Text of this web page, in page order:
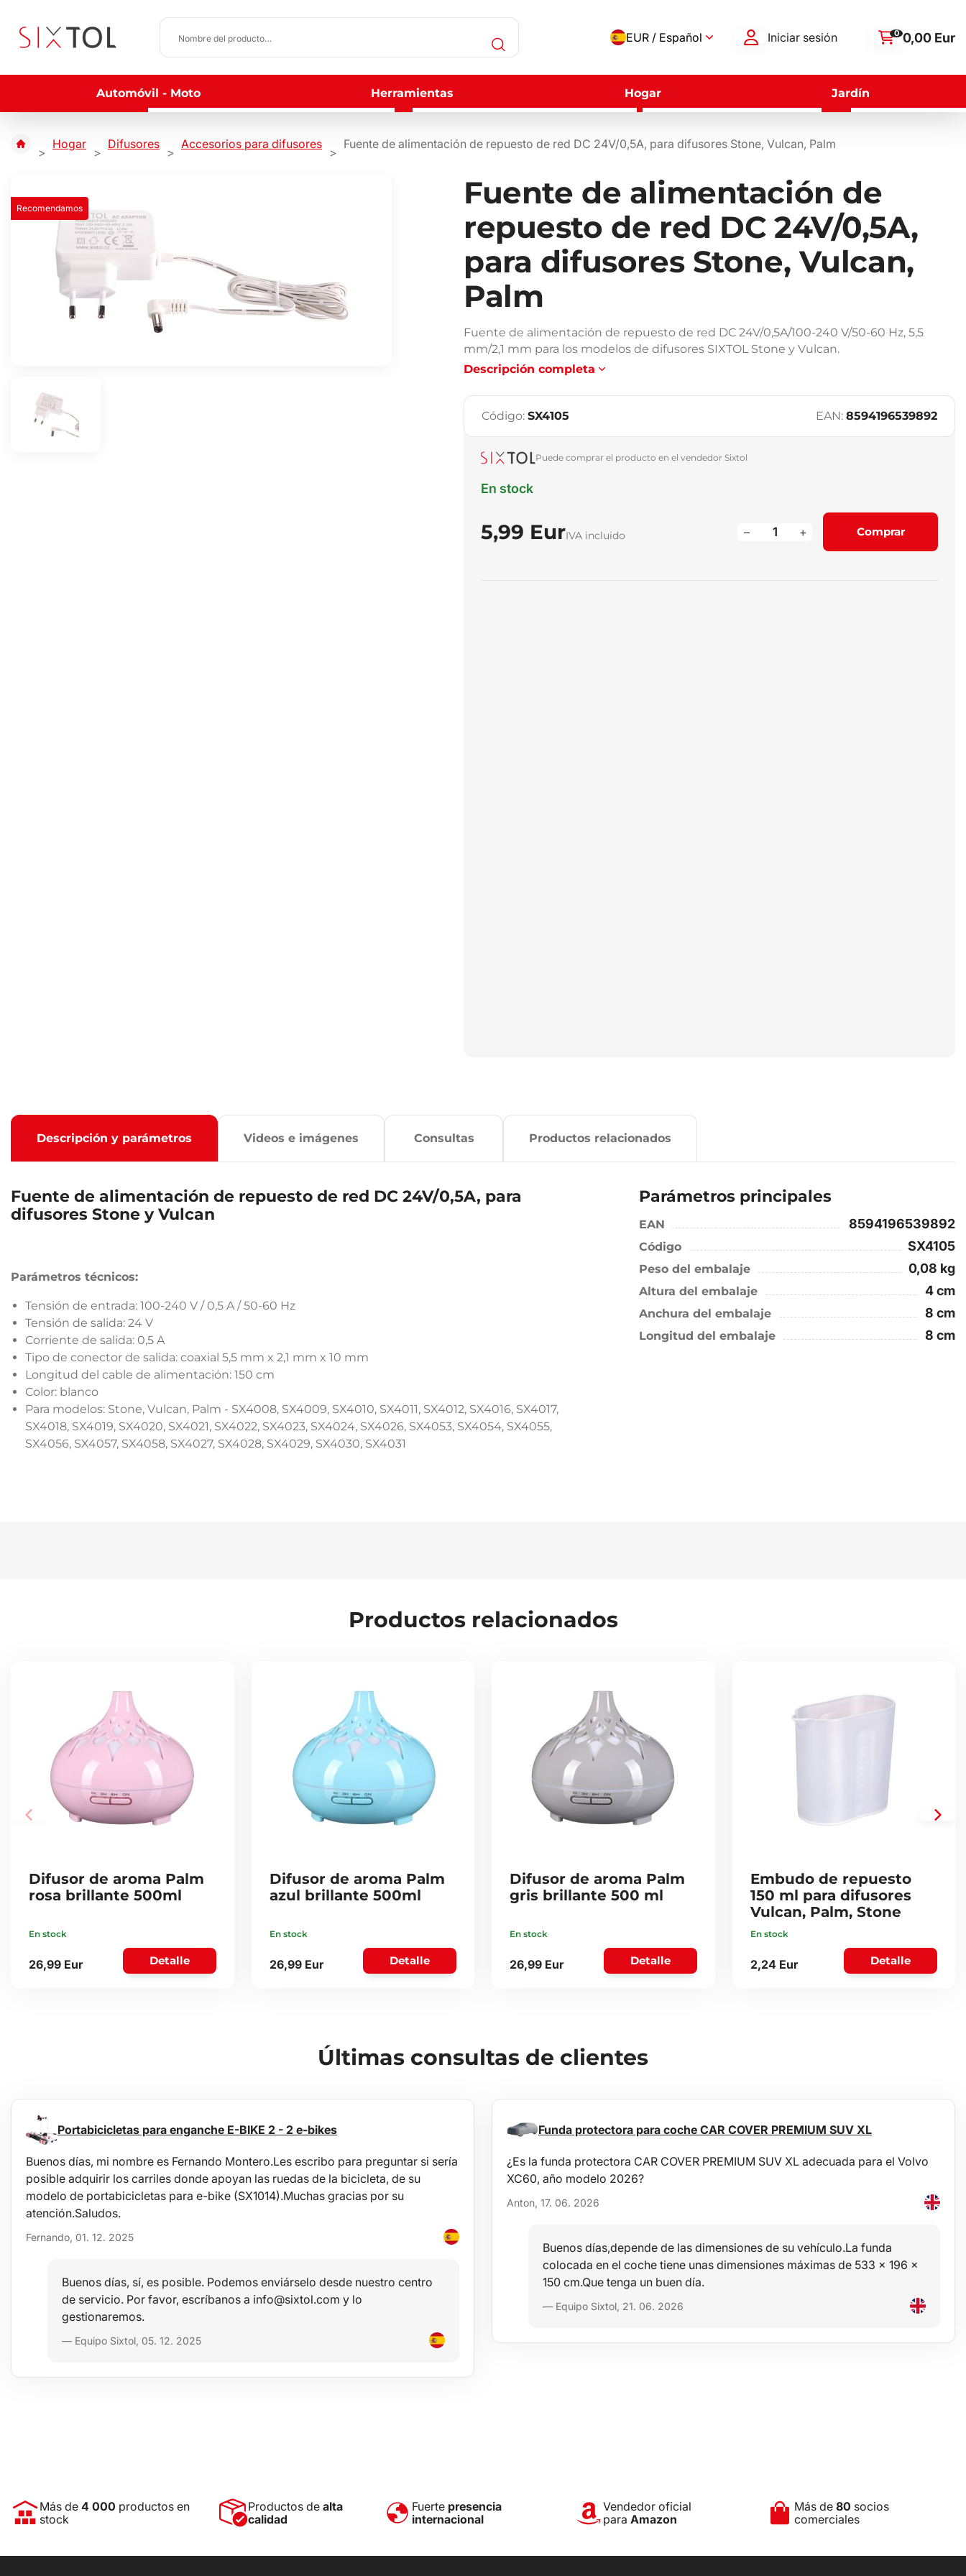
EUR / Español Iniciar sesión 0 0,00 Eur
Automóvil - Moto Herramientas Hogar Jardín
Hogar Difusores Accesorios para difusores Fuente de alimentación de repuesto de red DC 24V/0,5A, para difusores Stone, Vulcan, Palm
Fuente de alimentación de
repuesto de red DC 24V/0,5A,
para difusores Stone, Vulcan,
Palm
Fuente de alimentación de repuesto de red DC 24V/0,5A/100-240 V/50-60 Hz, 5,5
mm/2,1 mm para los modelos de difusores SIXTOL Stone y Vulcan.
Descripción completa
Recomendamos
Código: SX4105 EAN: 8594196539892
Puede comprar el producto en el vendedor Sixtol
En stock
5,99 EurIVA incluido +
– Comprar
Descripción y parámetros Videos e imágenes Consultas Productos relacionados
Fuente de alimentación de repuesto de red DC 24V/0,5A, para
difusores Stone y Vulcan
Parámetros técnicos:
Tensión de entrada: 100-240 V / 0,5 A / 50-60 Hz
Tensión de salida: 24 V
Corriente de salida: 0,5 A
Tipo de conector de salida: coaxial 5,5 mm x 2,1 mm x 10 mm
Longitud del cable de alimentación: 150 cm
Color: blanco
Para modelos: Stone, Vulcan, Palm - SX4008, SX4009, SX4010, SX4011, SX4012, SX4016, SX4017,
SX4018, SX4019, SX4020, SX4021, SX4022, SX4023, SX4024, SX4026, SX4053, SX4054, SX4055,
SX4056, SX4057, SX4058, SX4027, SX4028, SX4029, SX4030, SX4031
Parámetros principales
EAN 8594196539892
Código SX4105
Peso del embalaje 0,08 kg
Altura del embalaje 4 cm
Anchura del embalaje 8 cm
Longitud del embalaje 8 cm
Productos relacionados
Difusor de aroma Palm
rosa brillante 500ml
En stock
26,99 Eur Detalle
Difusor de aroma Palm
azul brillante 500ml
En stock
26,99 Eur Detalle
Difusor de aroma Palm
gris brillante 500 ml
En stock
26,99 Eur Detalle
Embudo de repuesto
150 ml para difusores
Vulcan, Palm, Stone
En stock
2,24 Eur Detalle
Últimas consultas de clientes
Portabicicletas para enganche E-BIKE 2 - 2 e-bikes
Buenos días, mi nombre es Fernando Montero.Les escribo para preguntar si sería
posible adquirir los carriles donde apoyan las ruedas de la bicicleta, de su
modelo de portabicicletas para e-bike (SX1014).Muchas gracias por su
atención.Saludos.
Fernando, 01. 12. 2025
Buenos días, sí, es posible. Podemos enviárselo desde nuestro centro
de servicio. Por favor, escríbanos a info@sixtol.com y lo
gestionaremos.
— Equipo Sixtol, 05. 12. 2025
Funda protectora para coche CAR COVER PREMIUM SUV XL
¿Es la funda protectora CAR COVER PREMIUM SUV XL adecuada para el Volvo
XC60, año modelo 2026?
Anton, 17. 06. 2026
Buenos días,depende de las dimensiones de su vehículo.La funda
colocada en el coche tiene unas dimensiones máximas de 533 x 196 x
150 cm.Que tenga un buen día.
— Equipo Sixtol, 21. 06. 2026
Más de 4 000 productos en
stock
Productos dealta
calidad
Fuerte presencia
internacional
Vendedor oficial
para Amazon
Más de80 socios
comerciales